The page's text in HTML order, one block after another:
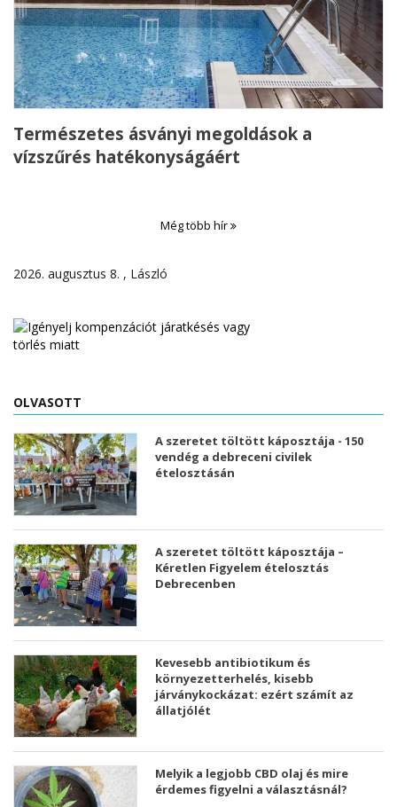
Természetes ásványi megoldások a
vízszűrés hatékonyságáért
Még több hír
2026. augusztus 8. , László
OLVASOTT
A szeretet töltött káposztája - 150
vendég a debreceni civilek
ételosztásán
A szeretet töltött káposztája –
Kéretlen Figyelem ételosztás
Debrecenben
Kevesebb antibiotikum és
környezetterhelés, kisebb
járványkockázat: ezért számít az
állatjólét
Melyik a legjobb CBD olaj és mire
érdemes figyelni a választásnál?